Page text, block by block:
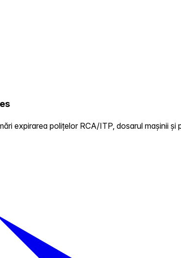
expirarea polițelor RCA/ITP, dosarul mașinii